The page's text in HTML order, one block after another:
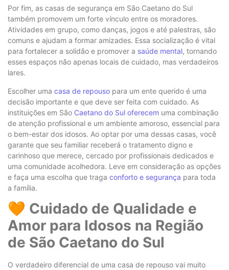
Por fim, as casas de segurança em São Caetano do Sul
também promovem um forte vínculo entre os moradores.
Atividades em grupo, como danças, jogos e até palestras, são
comuns e ajudam a formar amizades. Essa socialização é vital
para fortalecer a solidão e promover a saúde mental, tornando
esses espaços não apenas locais de cuidado, mas verdadeiros
lares.
Escolher uma casa de repouso para um ente querido é uma
decisão importante e que deve ser feita com cuidado. As
instituições em São Caetano do Sul oferecem uma combinação
de atenção profissional e um ambiente amoroso, essencial para
o bem-estar dos idosos. Ao optar por uma dessas casas, você
garante que seu familiar receberá o tratamento digno e
carinhoso que merece, cercado por profissionais dedicados e
uma comunidade acolhedora. Leve em consideração as opções
e faça uma escolha que traga conforto e segurança para toda
a família.
🧡 Cuidado de Qualidade e
Amor para Idosos na Região
de São Caetano do Sul
O verdadeiro diferencial de uma casa de repouso vai muito